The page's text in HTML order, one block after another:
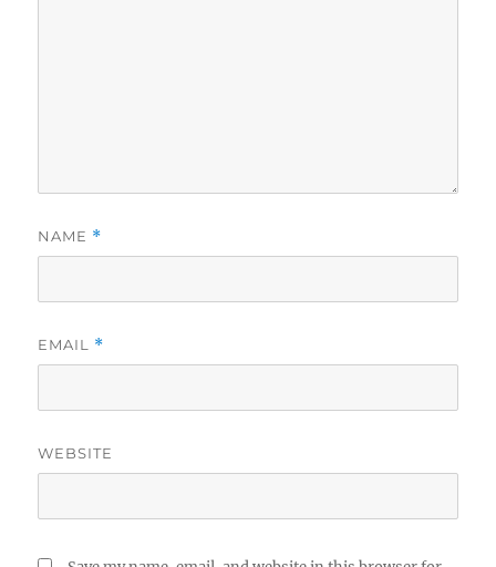
NAME *
EMAIL *
WEBSITE